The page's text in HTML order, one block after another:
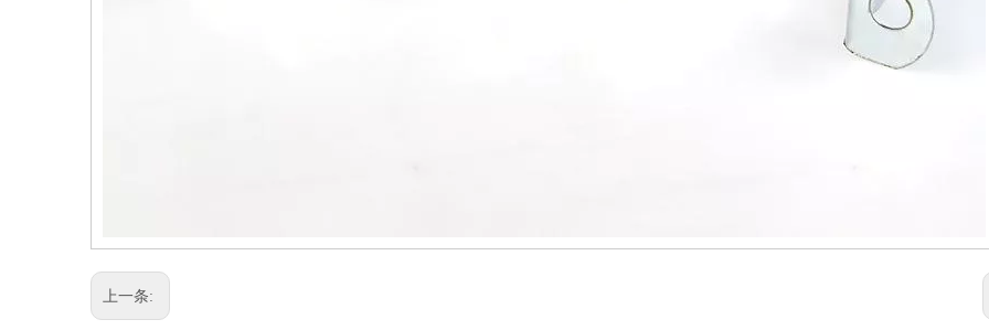
上一条: